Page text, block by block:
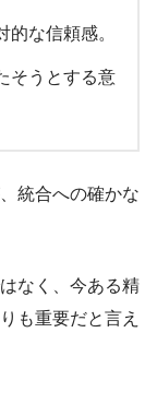
な信頼感。
そうとする意
統合への確かな
なく、今ある精
も重要だと言え